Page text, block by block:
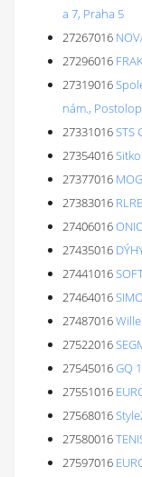
a 7, Praha 5
27267016
27296016
27319016
nám.,
27331016STS
27354016
27377016
27383016
27406016
27435016
27441016
27464016
27487016
27522016
27545016GQ
27551016
27568016
27580016
27597016